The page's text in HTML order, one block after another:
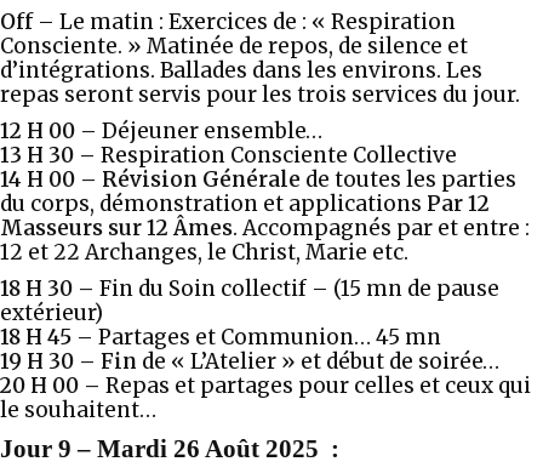
Off– Le matin : Exercices de : « Respiration
Consciente. » Matinée de repos, de silence et
d’intégrations. Ballades dans les environs. Les
repas seront servis pour les trois services du jour.
12 H 00 – Déjeuner ensemble…
13 H 30 – Respiration Consciente Collective
14 H 00 – Révision Générale de toutes les parties
du corps, démonstration et applications Par 12
Masseurs sur 12 Âmes. Accompagnés par et entre :
12 et 22 Archanges, le Christ, Marie etc.
18 H 30 – Fin du Soin collectif – (15 mn de pause
extérieur)
18 H 45 – Partages et Communion… 45 mn
19 H 30 – Fin de « L’Atelier » et début de soirée…
20 H 00 – Repas et partages pour celles et ceux qui
le souhaitent…
Jour 9 – Mardi 26 Août 2025 :